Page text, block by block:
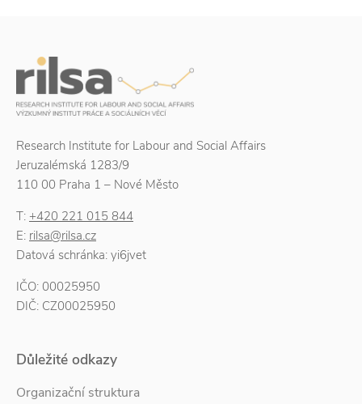
Research Institute for Labour and Social Affairs
Jeruzalémská 1283/9
110 00 Praha 1 – Nové Město
T: +420 221 015 844
E: rilsa@rilsa.cz
Datová schránka: yi6jvet
IČO: 00025950
DIČ: CZ00025950
Důležité odkazy
Organizační struktura